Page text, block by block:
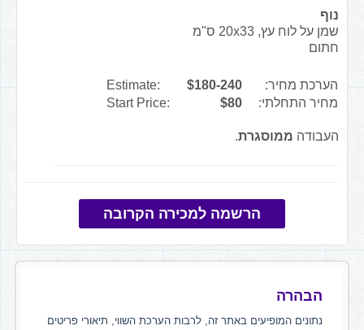
נוף
שמן על לוח עץ, 20x33 ס"מ
חתום
הערכת מחיר: $180-240
Estimate:
מחיר התחלתי:
$80
Start Price:
העבודה ממוסגרת.
הרשמה למכירה הקרובה
הבהרה
נתונים המופיעים באתר זה, לרבות הערכת השווי, תיאורי פריטים